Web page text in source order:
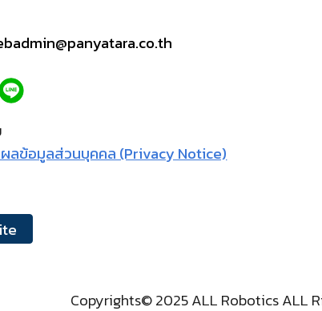
ผลข้อมูลส่วนบุคคล (Privacy Notice)
Copyrights© 2025 ALL Robotics ALL